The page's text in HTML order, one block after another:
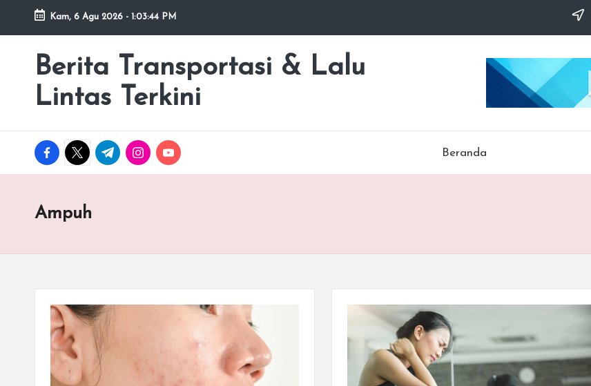
Skip
content
Kam, 6 Agu 2026 - 1:03:44 PM
Berita Transportasi & Lalu
Lintas Terkini
premancity.biz.id
facebook.com
twitter.com
t.me instagram.com
youtube.com Beranda
Ampuh